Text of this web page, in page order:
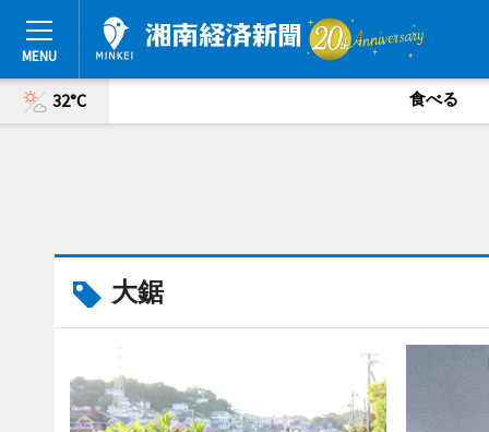
32°C 食べる
大鋸